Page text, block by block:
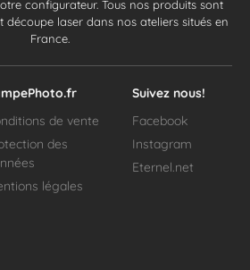
configurateur. Tous nos produits sont
laser dans nos ateliers situés en
France.
de vente
des
légales
Suivez nous!
Facebook
Instagram
Eternel.net